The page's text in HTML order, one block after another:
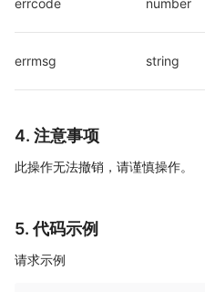
errmsg string
4. 注意事项
此操作无法撤销，请谨慎操作。
5. 代码示例
请求示例